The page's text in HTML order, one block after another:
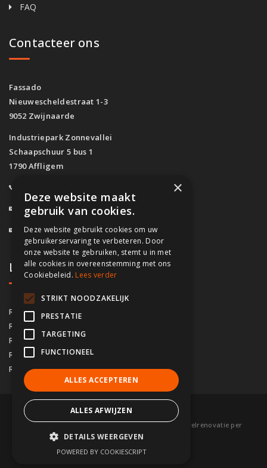
FAQ
Contacteer ons
Fassado
Nieuwescheldestraat 1-3
9052 Zwijnaarde
Industriepark Zonnevallei
Schaapschuur 5 bus 1
1790 Affligem
info@fassado.be
BTW: BE 0700.617.934
Lokaal contact
Regio Antwerpen
Regio Brussel
Regio Gent 09/283.15.10
Regio Brugge 050/76.00.21
Regio Kortrijk 056/92.10.73
© 2026 Fassado |Voorwaarden|Sitemap|
Gevelrenovatie per
gemeente|Partners
webdesign w247.be
×
Deze website maakt
gebruik van cookies.
Deze website gebruikt cookies om uw
gebruikerservaring te verbeteren. Door
onze website te gebruiken, stemt u in met
alle cookies in overeenstemming met ons
Cookiebeleid. Lees verder
STRIKT NOODZAKELIJK
PRESTATIE
TARGETING
FUNCTIONEEL
ALLES ACCEPTEREN
ALLES AFWIJZEN
DETAILS WEERGEVEN
POWERED BY COOKIESCRIPT